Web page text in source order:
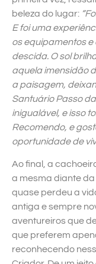
beleza do lugar:
E foi uma
os equipamentos e
descida. O sol
aquela imensidão
a paisagem,
Santuário Passo
inigualável, e isso
Recomendo, e
oportunidade de
Ao final, a
a mesma diante
quase perdeu a
antiga e sempre
aventureiros que
que preferem
reconhecendo